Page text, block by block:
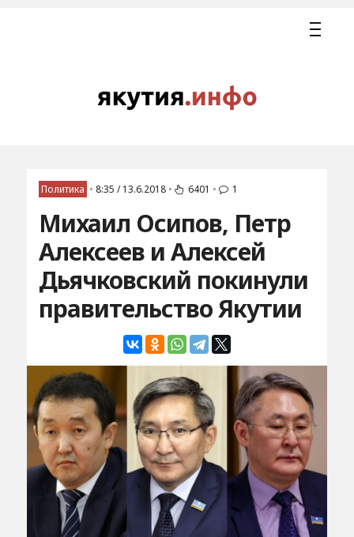
Политика • 8:35 / 13.6.2018 • 6401 • 1
Михаил Осипов, Петр
Алексеев и Алексей
Дьячковский покинули
правительство Якутии